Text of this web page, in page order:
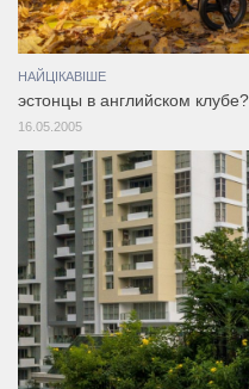
НАЙЦІКАВІШЕ
эстонцы в английском клубе?
16.05.2005